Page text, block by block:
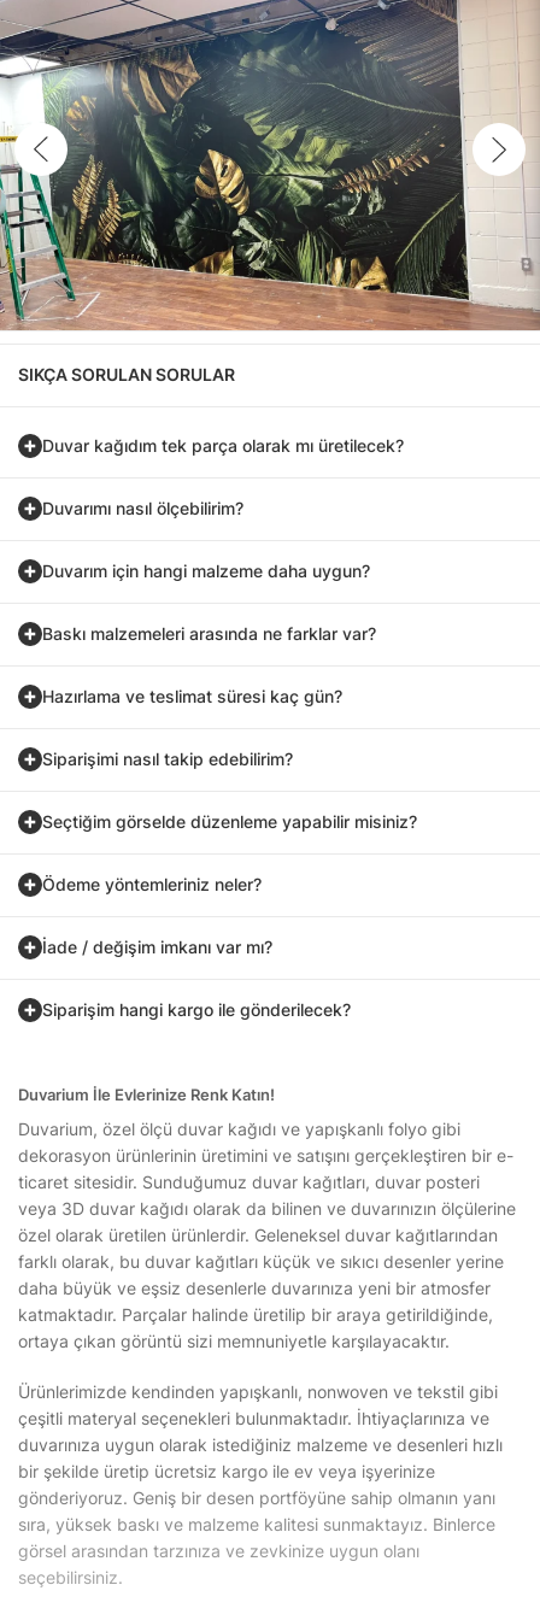
SIKÇA SORULAN SORULAR
Duvar kağıdım tek parça olarak mı üretilecek?
Duvarımı nasıl ölçebilirim?
Duvarım için hangi malzeme daha uygun?
Baskı malzemeleri arasında ne farklar var?
Hazırlama ve teslimat süresi kaç gün?
Siparişimi nasıl takip edebilirim?
Seçtiğim görselde düzenleme yapabilir misiniz?
Ödeme yöntemleriniz neler?
İade / değişim imkanı var mı?
Siparişim hangi kargo ile gönderilecek?
Duvarium İle Evlerinize Renk Katın!
Duvarium, özel ölçü duvar kağıdı ve yapışkanlı folyo gibi
dekorasyon ürünlerinin üretimini ve satışını gerçekleştiren bir e-
ticaret sitesidir. Sunduğumuz duvar kağıtları, duvar posteri
veya 3D duvar kağıdı olarak da bilinen ve duvarınızın ölçülerine
özel olarak üretilen ürünlerdir. Geleneksel duvar kağıtlarından
farklı olarak, bu duvar kağıtları küçük ve sıkıcı desenler yerine
daha büyük ve eşsiz desenlerle duvarınıza yeni bir atmosfer
katmaktadır. Parçalar halinde üretilip bir araya getirildiğinde,
ortaya çıkan görüntü sizi memnuniyetle karşılayacaktır.
Ürünlerimizde kendinden yapışkanlı, nonwoven ve tekstil gibi
çeşitli materyal seçenekleri bulunmaktadır. İhtiyaçlarınıza ve
duvarınıza uygun olarak istediğiniz malzeme ve desenleri hızlı
bir şekilde üretip ücretsiz kargo ile ev veya işyerinize
gönderiyoruz. Geniş bir desen portföyüne sahip olmanın yanı
sıra, yüksek baskı ve malzeme kalitesi sunmaktayız. Binlerce
görsel arasından tarzınıza ve zevkinize uygun olanı
seçebilirsiniz.